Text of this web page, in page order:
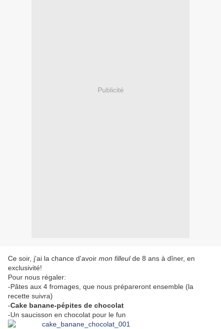
Publicité
Ce soir, j'ai la chance d'avoir mon filleulde 8 ans à dîner, en
exclusivité!
Pour nous régaler:
-Pâtes aux 4 fromages, que nous prépareront ensemble (la
recette suivra)
-Cake banane-pépites de chocolat
-Un saucisson en chocolat pour le fun